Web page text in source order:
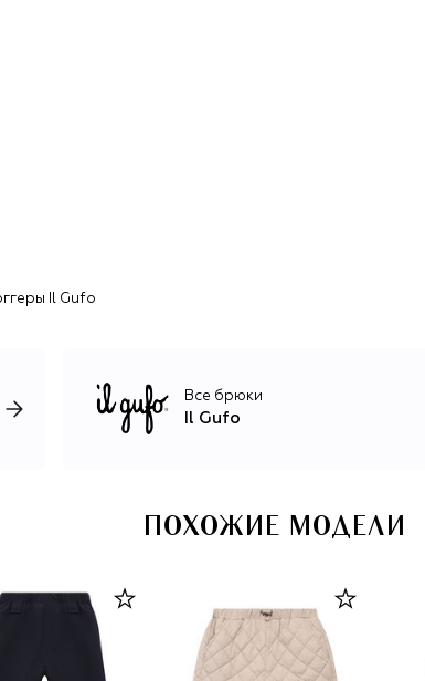
Il Gufo
Все брюки
Il Gufo
ПОХОЖИЕ МОДЕЛИ